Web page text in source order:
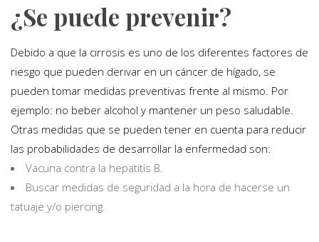
¿Se puede prevenir?
Debido a que la cirrosis es uno de los diferentes factores de
riesgo que pueden derivar en un cáncer de hígado, se
pueden tomar medidas preventivas frente al mismo. Por
ejemplo: no beber alcohol y mantener un peso saludable.
Otras medidas que se pueden tener en cuenta para reducir
las probabilidades de desarrollar la enfermedad son:
Vacuna contra la hepatitis B.
Buscar medidas de seguridad a la hora de hacerse un
tatuaje y/o piercing.